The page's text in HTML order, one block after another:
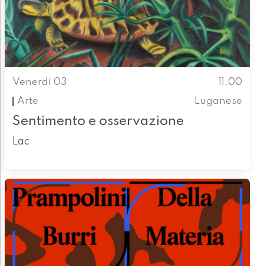
Venerdì 03
11.00
Arte
Luganese
Sentimento e osservazione
Lac